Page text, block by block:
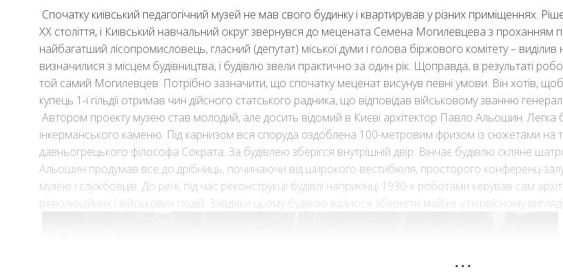
Спочатку київський педагогічний музей не мав свого будинку і квартирував у різних приміщеннях.
ХХ століття, і Київський навчальний округ звернувся до мецената Семена Могилевцева з
найбагатший лісопромисловець, гласний (депутат) міської думи і голова біржового комітету –
визначилися з місцем будівництва, і будівлю звели практично за один рік. Щоправда, в результаті
той самий Могилевцев. Потрібно зазначити, що спочатку меценат висунув певні умови. Він хотів,
купець 1-ї гільдії отримав чин дійсного статського радника, що відповідав військовому званню
Автором проекту музею став молодий, але досить відомий в Києві архітектор Павло Альошин. Легка
інкерманського каменю. Під карнизом вся споруда оздоблена 100-метровим фризом із сюжетами на
давньогрецького філософа Сократа. За будівлею зберігся внутрішній двір. Вінчає будівлю скляне
Альошин продумав все до дрібниць, починаючи від широкого вестибюля, просторого конференц-залу,
музею і службовців. До речі, під час реконструкції будівлі наприкінці 1930-х роботами керував сам
революційних і військових подій. Завдяки цьому будівлю вдалося зберегти майже у первісному вигляді.
...